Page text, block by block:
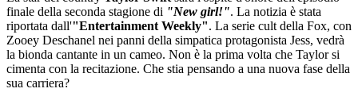
finale della seconda stagione di "New girl!". La notizia è stata
riportata dall'"Entertainment Weekly". La serie cult della Fox, con
Zooey Deschanel nei panni della simpatica protagonista Jess, vedrà
la bionda cantante in un cameo. Non è la prima volta che Taylor si
cimenta con la recitazione. Che stia pensando a una nuova fase della
sua carriera?